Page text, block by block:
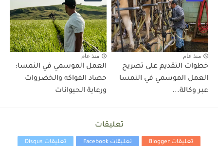
منذ عام
خطوات التقديم على تصريح
العمل الموسمي في النمسا
عبر وكالة...
منذ عام
العمل الموسمي في النمسا:
حصاد الفواكه والخضروات
ورعاية الحيوانات
تعليقات
تعليقات Blogger تعليقات Facebook تعليقات Disqus